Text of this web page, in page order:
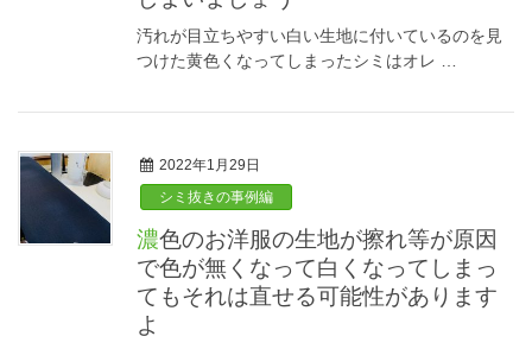
汚れが目立ちやすい白い生地に付いているのを見
つけた黄色くなってしまったシミはオレ …
2022年1月29日
シミ抜きの事例編
濃色のお洋服の生地が擦れ等が原因
で色が無くなって白くなってしまっ
てもそれは直せる可能性があります
よ